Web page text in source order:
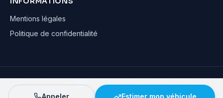
Mentions légales
Politique de confidentialité
Adrien Balavoine—Agent automobile CapCar, Agent formateur· ©
· Tous droits réservés
Appeler Estimer mon véhicule